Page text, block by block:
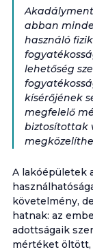
abban
használó
lehetőség
kísérőjének
megfelelő
biztosítottak
A lakóépületek
követelmény,
hatnak: az
adottságaik
mértéket öltött,